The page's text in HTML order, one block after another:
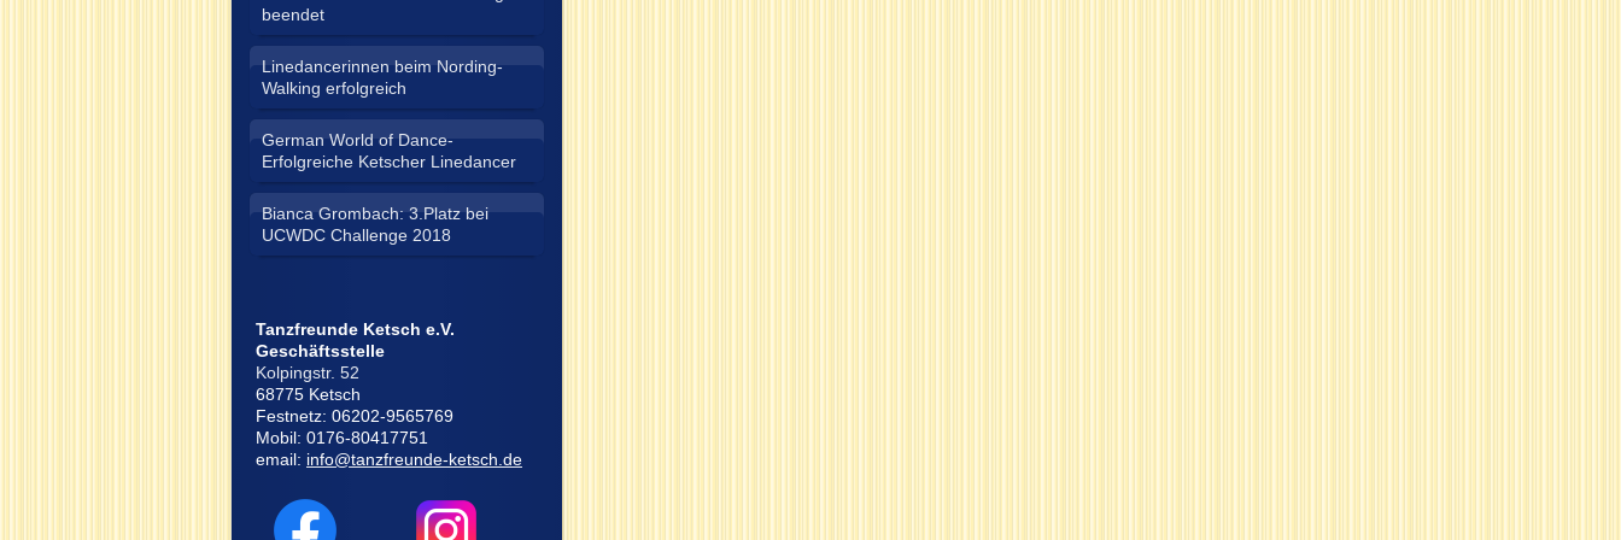
beendet
Linedancerinnen beim Nording-
Walking erfolgreich
German World of Dance-
Erfolgreiche Ketscher Linedancer
Bianca Grombach: 3.Platz bei
UCWDC Challenge 2018
Tanzfreunde Ketsch e.V.
Geschäftsstelle
Kolpingstr. 52
68775 Ketsch
Festnetz: 06202-9565769
Mobil: 0176-80417751
email: info@tanzfreunde-ketsch.de